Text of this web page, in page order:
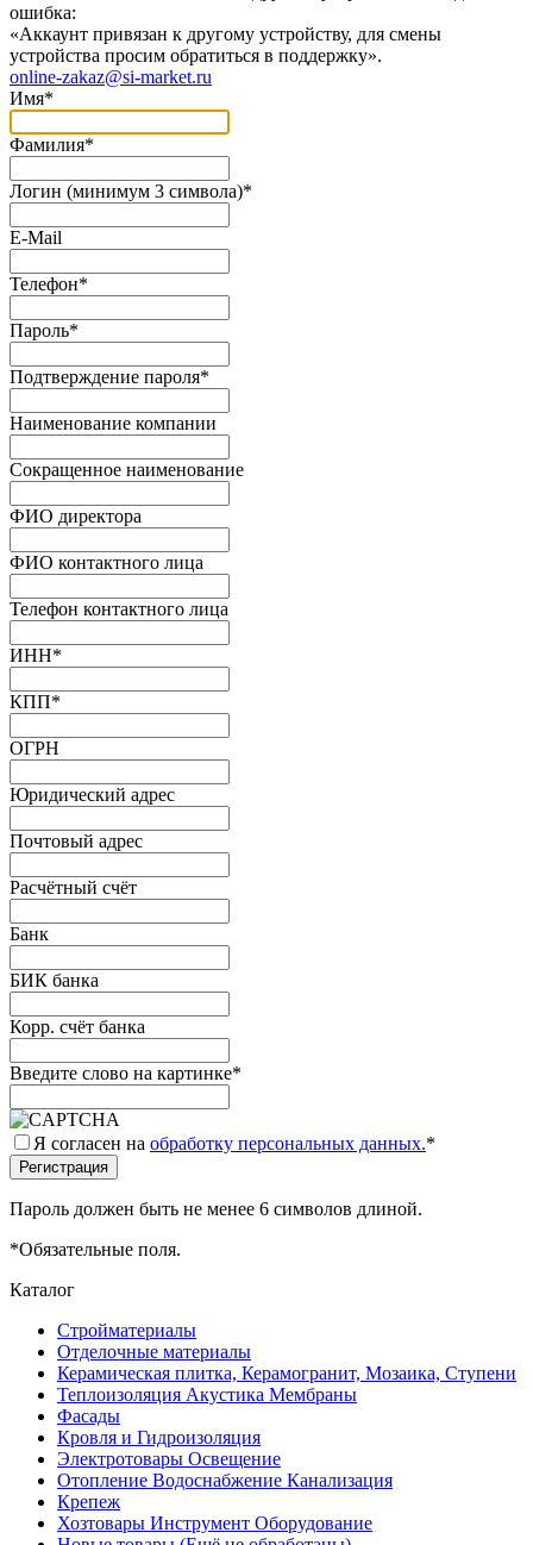
ошибка:
«Аккаунт привязан к другому устройству, для смены
устройства просим обратиться в поддержку».
online-zakaz@si-market.ru
Имя*
Фамилия*
Логин (минимум 3 символа)*
E-Mail
Телефон*
Пароль*
Подтверждение пароля*
Наименование компании
Сокращенное наименование
ФИО директора
ФИО контактного лица
Телефон контактного лица
ИНН*
КПП*
ОГРН
Юридический адрес
Почтовый адрес
Расчётный счёт
Банк
БИК банка
Корр. счёт банка
Введите слово на картинке*
Я согласен на обработку персональных данных.*
Пароль должен быть не менее 6 символов длиной.
*Обязательные поля.
Каталог
Стройматериалы
Отделочные материалы
Керамическая плитка, Керамогранит, Мозаика, Ступени
Теплоизоляция Акустика Мембраны
Фасады
Кровля и Гидроизоляция
Электротовары Освещение
Отопление Водоснабжение Канализация
Крепеж
Хозтовары Инструмент Оборудование